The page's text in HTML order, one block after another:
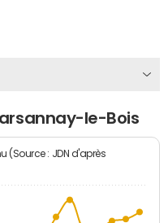
le-Bois
(Source : JDN d'après